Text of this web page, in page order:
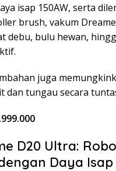
isap 150AW, serta
brush, vakum
debu, bulu hewan,
juga
dan tungau secara
D20 Ultra:
Daya Isap